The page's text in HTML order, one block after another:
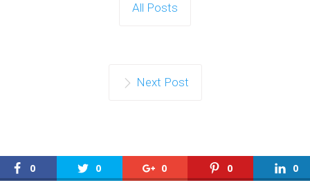
All Posts
Next Post
0 0 0 0 0